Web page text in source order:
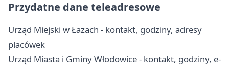
Przydatne dane teleadresowe
Urząd Miejski w Łazach - kontakt, godziny, adresy
placówek
Urząd Miasta i Gminy Włodowice - kontakt, godziny, e-